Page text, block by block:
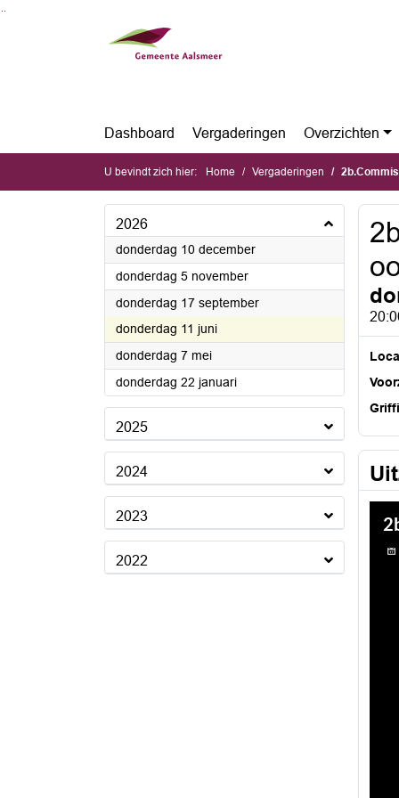
Dashboard Vergaderingen Overzichten
U bevindt zich hier: Home Vergaderingen
2026
donderdag 10 december2026
donderdag 5 november2026
donderdag 17 september2026
donderdag 11 juni2026
donderdag 7 mei2026
donderdag 22 januari2026
2025
2024
2023
2022